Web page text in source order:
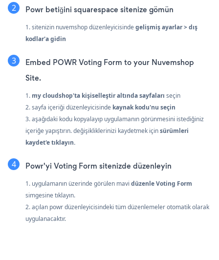
Powr betiğini squarespace sitenize gömün
1. sitenizin nuvemshop düzenleyicisindegelişmiş ayarlar > dış
kodlar'a gidin
Embed POWR Voting Form to your Nuvemshop
Site.
1. my cloudshop'ta kişiselleştiraltında sayfaları seçin
2. sayfa içeriği düzenleyicisinde kaynak kodu'nu seçin
3. aşağıdaki kodu kopyalayıp uygulamanın görünmesini istediğiniz
içeriğe yapıştırın. değişikliklerinizi kaydetmek içinsürümleri
kaydet'e tıklayın.
Powr'yi Voting Form sitenizde düzenleyin
1. uygulamanın üzerinde görülen mavi düzenle Voting Form
simgesine tıklayın.
2. açılan powr düzenleyicisindeki tüm düzenlemeler otomatik olarak
uygulanacaktır.